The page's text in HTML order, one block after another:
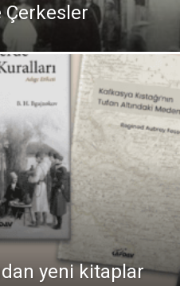
yeni kitaplar